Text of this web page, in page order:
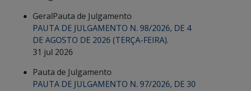
GeralPauta de Julgamento
PAUTA DE JULGAMENTO N. 98/2026, DE 4
DE AGOSTO DE 2026 (TERÇA-FEIRA).
31 jul 2026
Pauta de Julgamento
PAUTA DE JULGAMENTO N. 97/2026, DE 30